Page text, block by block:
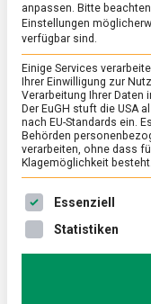
FEATURED/KULTUR/
die
17. Juli 2020
Aktuell klafft das
genannt. Der
anzuschauen. Ein
anpassen. Bitte
Einstellungen
verfügbar sind.
Einige Services
Ihrer Einwilligung zur
Verarbeitung Ihrer Daten
Der EuGH stuft die USA
nach EU-Standards ein.
Behörden
verarbeiten, ohne dass
Klagemöglichkeit besteht.
Es folgt eine Liste
Essenziell
Statistiken